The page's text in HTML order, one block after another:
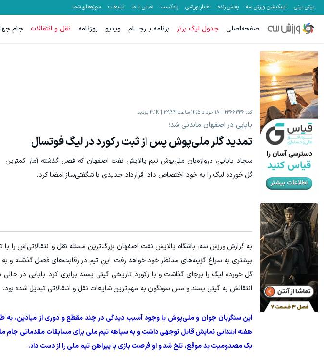
پیش بینی اپلیکیشن ورزش سه پخش زنده اخبار ورزشی پادکست تماس با ما تبلیغات سوژه‌های شما
صفحه‌اصلی جدول لیگ برتر برنامه بــرجـــام ویدیو روزنامه نقل و انتقالات جام
کد: 2366336 18 خرداد 1405 ساعت 22:44 4.1K بازدید
بابایی در اصفهان ماندنی شد؛
تمدید گلر ملی‌پوش پس از ثبت رکورد در لیگ فوتسال
سجاد بابایی، دروازه‌بان ملی‌پوش تیم پالایش نفت اصفهان که فصل گذشته آمار کمترین
گل خورده لیگ را به خود اختصاص داد، قرارداد جدیدی با شگفتی‌ساز امضا کرد.
به گزارش ورزش سه، باشگاه پالایش نفت اصفهان بزرگ‌ترین مسئله نقل و انتقالاتی‌اش را با
گل خورده لیگ را برجای گذاشت و با رکورد تاریخی گیتی پسند برابری کرد. بابایی در
انتقالش به گیتی پسند و مس سونگون به مهم‌ترین شایعات نقل و انتقالاتی تبدیل شده بود.
این سنگربان جوان و ملی‌پوش با وجود آسیب دیدگی در چند مقطع و دوری از میادین، به
هفته ابتدایی نمایش قابل توجهی داشت و به سیاهه تیم ملی برای مسابقات مقدماتی جام
یک مصدومیت بد موقع، تلخ شد و او فرصت بازی با پیراهن تیم ملی را از دست داد.